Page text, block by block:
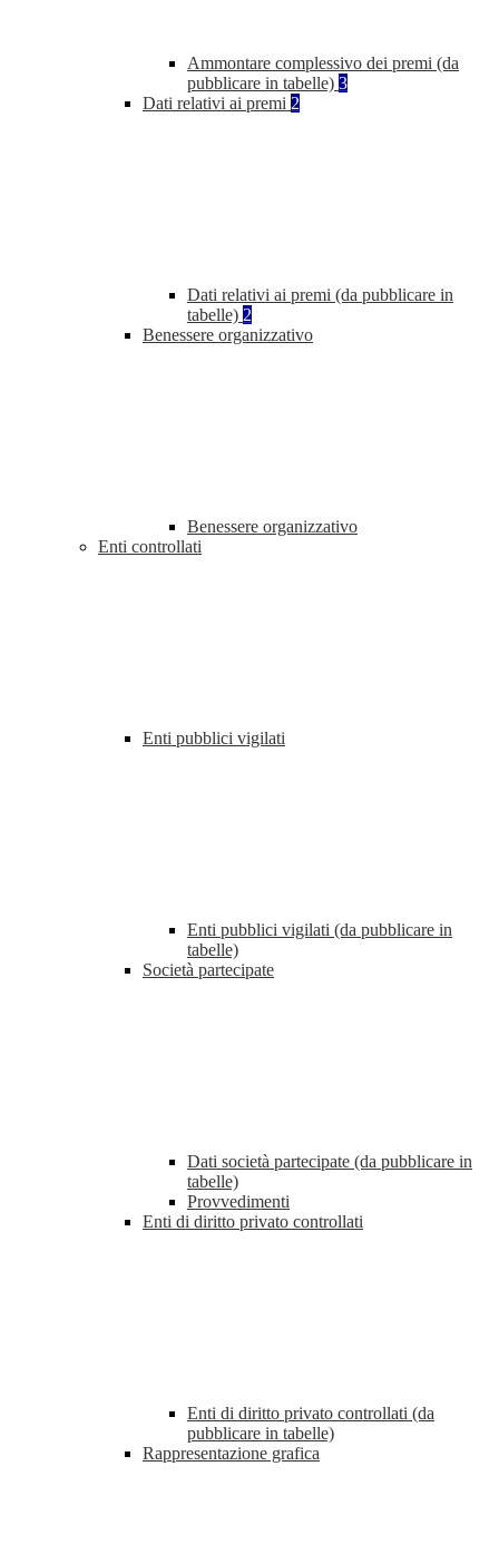
Ammontare complessivo dei premi (da
pubblicare in tabelle) 3
Dati relativi ai premi 2
Dati relativi ai premi (da pubblicare in
tabelle) 2
Benessere organizzativo
Benessere organizzativo
Enti controllati
Enti pubblici vigilati
Enti pubblici vigilati (da pubblicare in
tabelle)
Società partecipate
Dati società partecipate (da pubblicare in
tabelle)
Provvedimenti
Enti di diritto privato controllati
Enti di diritto privato controllati (da
pubblicare in tabelle)
Rappresentazione grafica